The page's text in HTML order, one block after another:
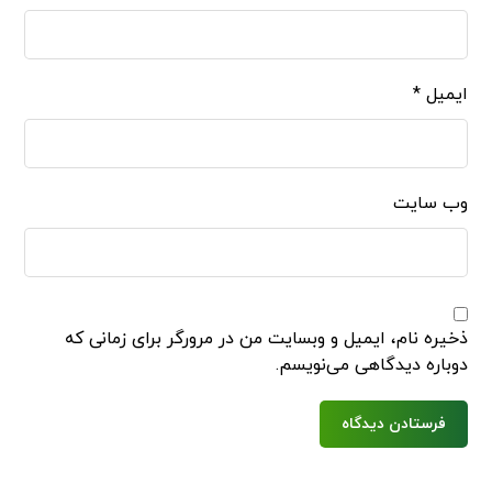
ایمیل*
وب‌ سایت
ذخیره نام، ایمیل و وبسایت من در مرورگر برای زمانی که
دوباره دیدگاهی می‌نویسم.
فرستادن دیدگاه